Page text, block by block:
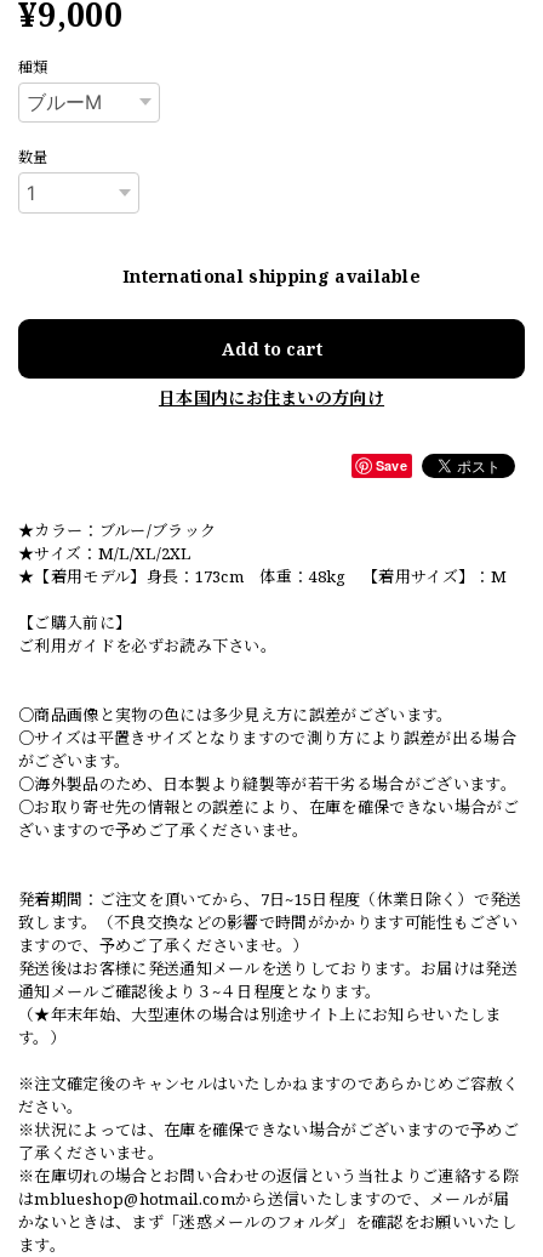
¥9,000
種類
数量
International shipping available
Add to cart
日本国内にお住まいの方向け
Save
★カラー：ブルー/ブラック
★サイズ：M/L/XL/2XL
★【着用モデル】身長：173cm 体重：48kg 【着用サイズ】：M
【ご購入前に】
ご利用ガイドを必ずお読み下さい。
○商品画像と実物の色には多少見え方に誤差がございます。
○サイズは平置きサイズとなりますので測り方により誤差が出る場合
がございます。
○海外製品のため、日本製より縫製等が若干劣る場合がございます。
○お取り寄せ先の情報との誤差により、在庫を確保できない場合がご
ざいますので予めご了承くださいませ。
発着期間：ご注文を頂いてから、7日~15日程度（休業日除く）で発送
致します。（不良交換などの影響で時間がかかります可能性もござい
ますので、予めご了承くださいませ。）
発送後はお客様に発送通知メールを送りしております。お届けは発送
通知メールご確認後より３~４日程度となります。
（★年末年始、大型連休の場合は別途サイト上にお知らせいたしま
す。）
※注文確定後のキャンセルはいたしかねますのであらかじめご容赦く
ださい。
※状況によっては、在庫を確保できない場合がございますので予めご
了承くださいませ。
※在庫切れの場合とお問い合わせの返信という当社よりご連絡する際
はmblueshop@hotmail.comから送信いたしますので、メールが届
かないときは、まず「迷惑メールのフォルダ」を確認をお願いいたし
ます。